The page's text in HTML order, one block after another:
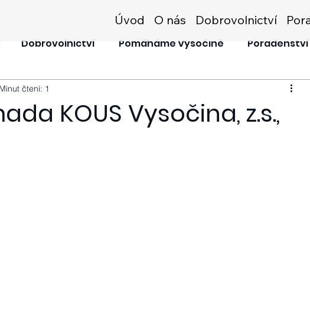
Úvod O nás Dobrovolnictví
Dobrovolnictví Pomáháme Vysočině Poradenství
KOUS Vysočina, z.s.,
Minut čtení: 1